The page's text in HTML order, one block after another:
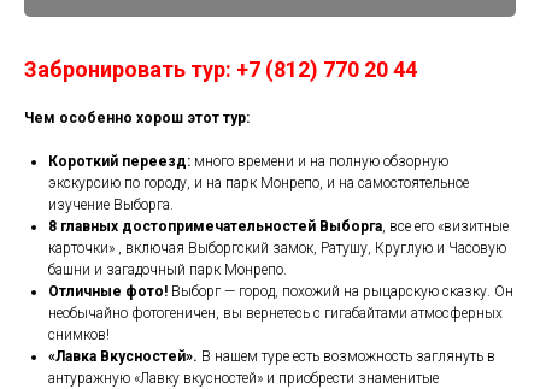
Забронировать тур: +7 (812) 770 20 44
Чем особенно хорош этот тур:
Короткий переезд: много времени и на полную обзорную
экскурсию по городу, и на парк Монрепо, и на самостоятельное
изучение Выборга.
8 главных достопримечательностей Выборга, все его «визитные
карточки» , включая Выборгский замок, Ратушу, Круглую и Часовую
башни и загадочный парк Монрепо.
Отличные фото! Выборг — город, похожий на рыцарскую сказку. Он
необычайно фотогеничен, вы вернетесь с гигабайтами атмосферных
снимков!
«Лавка Вкусностей». В нашем туре есть возможность заглянуть в
антуражную «Лавку вкусностей» и приобрести знаменитые